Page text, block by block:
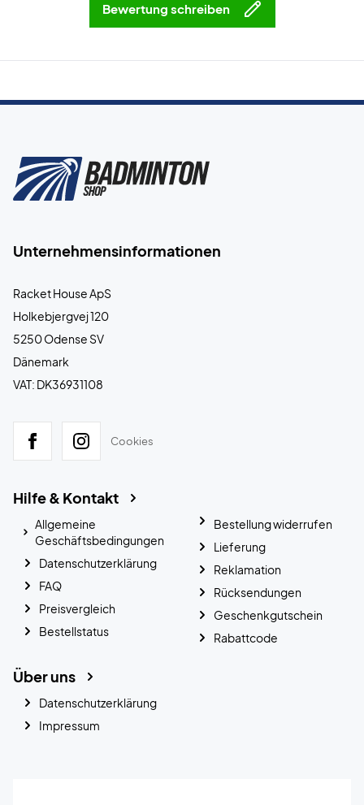
Bewertung schreiben
Unternehmensinformationen
Racket House ApS
Holkebjergvej 120
5250 Odense SV
Dänemark
VAT: DK36931108
Cookies
Hilfe & Kontakt
Allgemeine
Geschäftsbedingungen
Datenschutzerklärung
FAQ
Preisvergleich
Bestellstatus
Bestellung widerrufen
Lieferung
Reklamation
Rücksendungen
Geschenkgutschein
Rabattcode
Über uns
Datenschutzerklärung
Impressum